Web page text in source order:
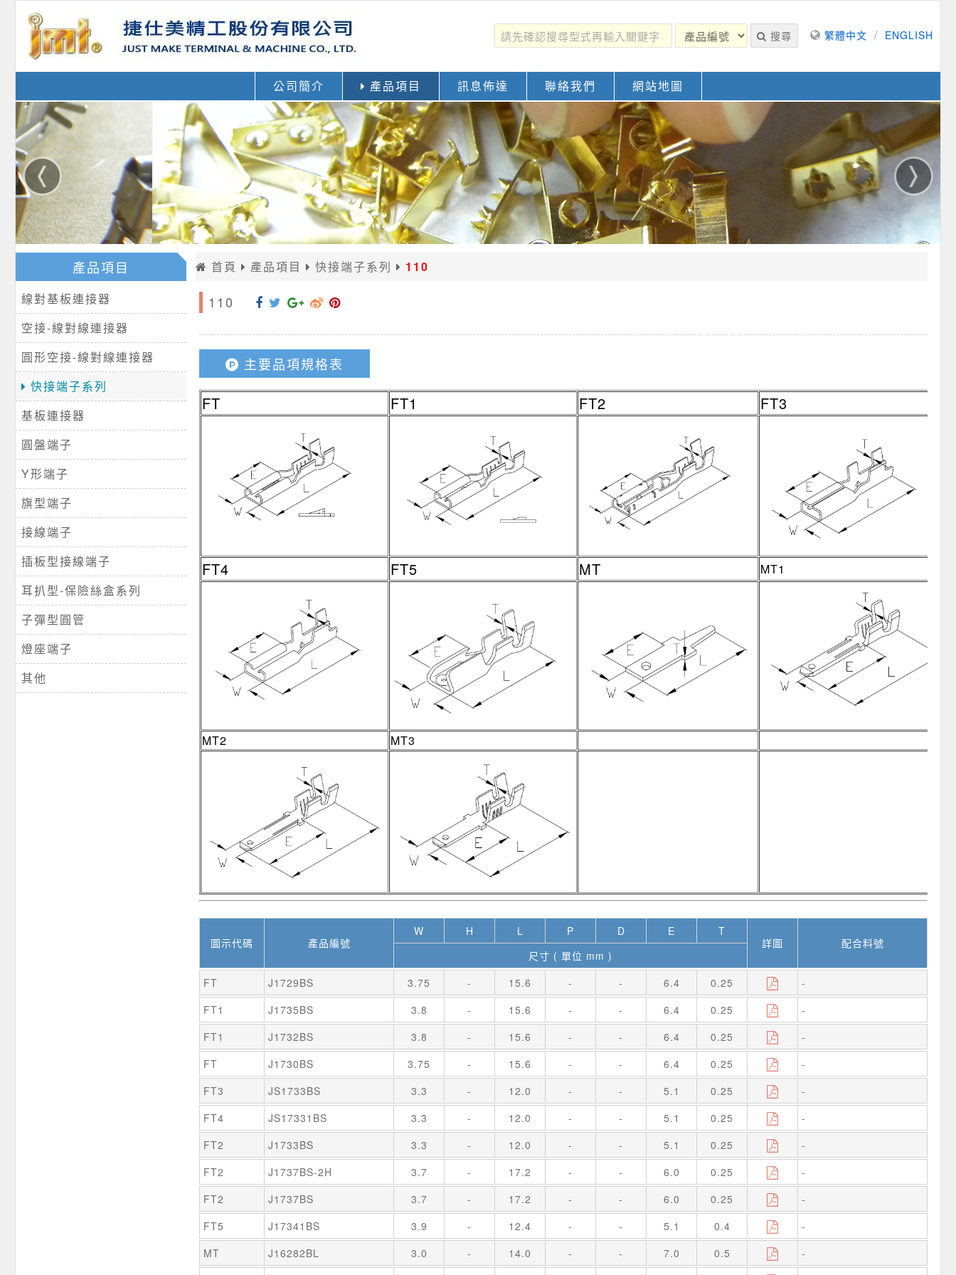
繁體中文 / ENGLISH
搜尋
公司簡介 產品項目 訊息佈達 聯絡我們 網站地圖
產品項目
線對基板連接器
空接-線對線連接器
圓形空接-線對線連接器
快接端子系列
基板連接器
圓盤端子
Y形端子
旗型端子
接線端子
插板型接線端子
耳扒型-保險絲盒系列
子彈型圓管
燈座端子
其他
首頁 產品項目 快接端子系列 110
110
主要品項規格表
FT FT1 FT2 FT3
FT4 FT5 MT MT1
MT2 MT3
圖示代碼 產品編號
W H L P D E
T
詳圖
配合料號
尺寸 ( 單位 mm )
FT
J1729BS 3.75 - 15.6 - - 6.4 0.25
-
FT1
J1735BS 3.8 - 15.6 - - 6.4 0.25
-
FT1
J1732BS 3.8 - 15.6 - - 6.4 0.25
-
FT
J1730BS 3.75 - 15.6 - - 6.4 0.25
-
FT3
JS1733BS 3.3 - 12.0 - - 5.1 0.25
-
FT4
JS17331BS 3.3 - 12.0 - - 5.1 0.25
-
FT2
J1733BS 3.3 - 12.0 - - 5.1 0.25
-
FT2
J1737BS-2H 3.7 - 17.2 - - 6.0 0.25
-
FT2
J1737BS 3.7 - 17.2 - - 6.0 0.25
-
FT5
J17341BS 3.9 - 12.4 - - 5.1 0.4
-
MT
J16282BL 3.0 - 14.0 - - 7.0 0.5
-